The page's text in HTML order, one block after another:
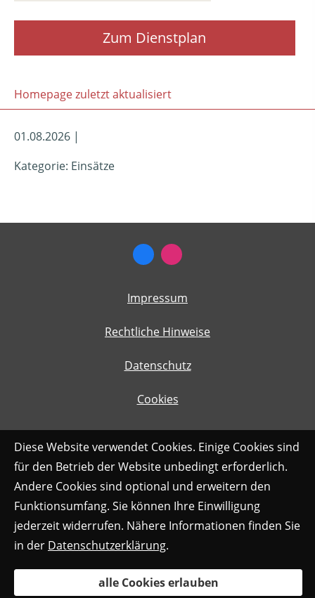
Zum Dienstplan
Homepage zuletzt aktualisiert
01.08.2026 |
Kategorie: Einsätze
Impressum
Rechtliche Hinweise
Datenschutz
Cookies
Diese Website verwendet Cookies. Einige Cookies sind
für den Betrieb der Website unbedingt erforderlich.
Andere Cookies sind optional und erweitern den
Funktionsumfang. Sie können Ihre Einwilligung
jederzeit widerrufen. Nähere Informationen finden Sie
in der Datenschutzerklärung.
alle Cookies erlauben